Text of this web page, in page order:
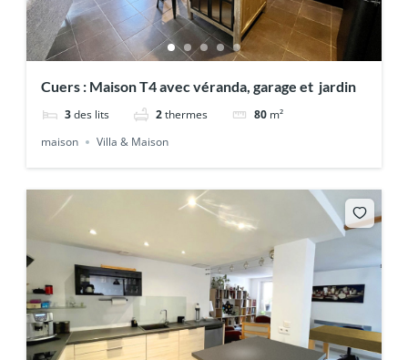
Cuers : Maison T4 avec véranda, garage et jardin
3 des lits 2 thermes 80 m²
maison
Villa & Maison